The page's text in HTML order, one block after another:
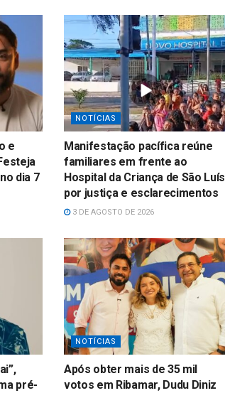
e
dia 7
NOTÍCIAS
Manifestação pacífica reúne
familiares em frente ao
Hospital da Criança de São Luís
por justiça e esclarecimentos
3 DE AGOSTO DE 2026
pré-
NOTÍCIAS
Após obter mais de 35 mil
votos em Ribamar, Dudu Diniz